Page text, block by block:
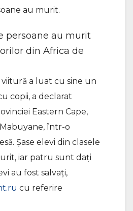
au murit.
persoane au murit
din Africa de
viitură a luat cu sine un
copii, a declarat
Eastern Cape,
într-o
Șase elevi din clasele
iar patru sunt dați
au fost salvați,
cu referire